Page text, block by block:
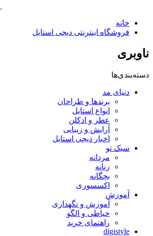
خانه
فروشگاه اینترنتی دیجی استایل
ناوبری
دسته‌بندی‌ها
دنیای مد
برندها و طراحان
انواع استایل
عطر و ادکلن
آرایش و زیبایی
اخبار دیجی استایل
سبک تو
مردانه
زنانه
بچگانه
اکسسوری
آموزش
آموزش و نگهداری
خیاطی و الگو
راهنمای خرید
digistyle